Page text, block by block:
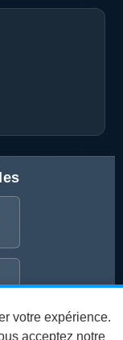
votre expérience.
acceptez notre